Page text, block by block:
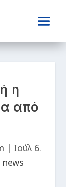
η
από
| Ιούλ 6,